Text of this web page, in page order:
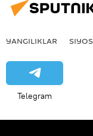
YANGILIKLAR
Telegram